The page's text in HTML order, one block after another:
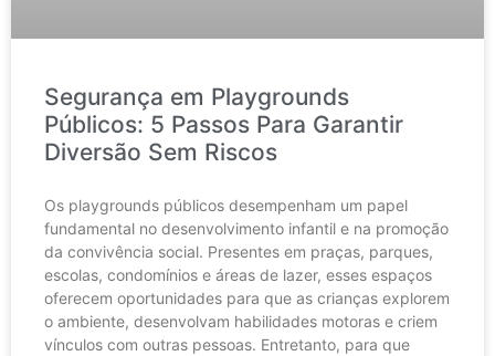
Segurança em Playgrounds
Públicos: 5 Passos Para Garantir
Diversão Sem Riscos
Os playgrounds públicos desempenham um papel
fundamental no desenvolvimento infantil e na promoção
da convivência social. Presentes em praças, parques,
escolas, condomínios e áreas de lazer, esses espaços
oferecem oportunidades para que as crianças explorem
o ambiente, desenvolvam habilidades motoras e criem
vínculos com outras pessoas. Entretanto, para que